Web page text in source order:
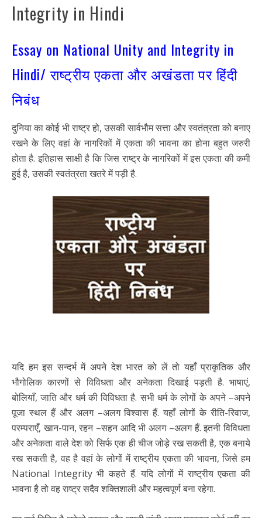
Integrity in Hindi
Essay on National Unity and Integrity in
Hindi/ राष्ट्रीय एकता और अखंडता पर हिंदी
निबंध
दुनिया का कोई भी राष्ट्र हो, उसकी सार्वभौम सत्ता और स्वतंत्रता को बनाए
रखने के लिए वहां के नागरिकों में एकता की भावना का होना बहुत जरुरी
होता है. इतिहास साक्षी है कि जिस राष्ट्र के नागरिकों में इस एकता की कमी
हुई है, उसकी स्वतंत्रता खतरे में पड़ी है.
यदि हम इस सन्दर्भ में अपने देश भारत को लें तो यहाँ प्राकृतिक और
भौगोलिक कारणों से विविधता और अनेकता दिखाई पड़ती है. भाषाएं,
बोलियाँ, जाति और धर्म की विविधता है. सभी धर्म के लोगों के अपने –अपने
पूजा स्थल हैं और अलग –अलग विश्वास हैं. यहाँ लोगों के रीति-रिवाज,
परम्पराएँ, खान-पान, रहन –सहन आदि भी अलग –अलग हैं. इतनी विविधता
और अनेकता वाले देश को सिर्फ एक ही चीज जोड़े रख सकती है, एक बनाये
रख सकती है, वह है वहां के लोगों में राष्ट्रीय एकता की भावना, जिसे हम
National Integrity भी कहते हैं. यदि लोगों में राष्ट्रीय एकता की
भावना है तो वह राष्ट्र सदैव शक्तिशाली और महत्वपूर्ण बना रहेगा.